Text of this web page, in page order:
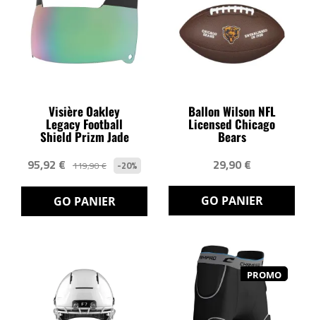
Visière Oakley
Legacy Football
Shield Prizm Jade
95,92 € 119,90 € -20%
GO PANIER
Ballon Wilson NFL
Licensed Chicago
Bears
29,90 €
GO PANIER
PROMO